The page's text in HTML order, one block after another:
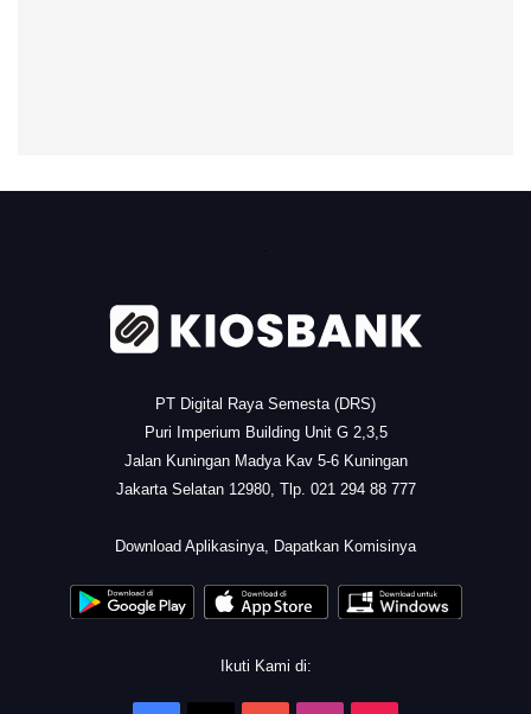
PT Digital Raya Semesta (DRS)
Puri Imperium Building Unit G 2,3,5
Jalan Kuningan Madya Kav 5-6 Kuningan
Jakarta Selatan 12980, Tlp. 021 294 88 777
Download Aplikasinya, Dapatkan Komisinya
Ikuti Kami di: